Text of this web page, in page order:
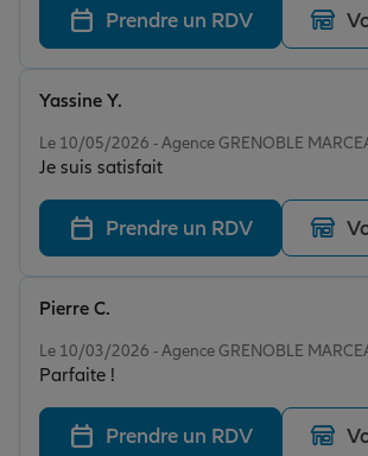
Prendre un RDV
Le 10/05/2026 - Agence GRENOBLE
Je suis satisfait
Yassine Y.
Prendre un RDV
Le 10/03/2026 - Agence GRENOBLE
Parfaite !
Pierre C.
Prendre un RDV